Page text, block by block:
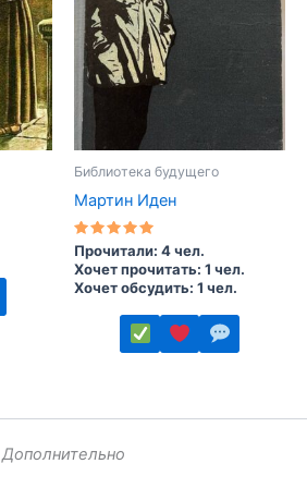
выбрать
на
странице
Библиотека будущего
Мартин Иден
Оценка
5.00
из 5
Прочитали: 4 чел.
Хочет прочитать: 1 чел.
Хочет обсудить: 1 чел.
несколько
Дополнительно